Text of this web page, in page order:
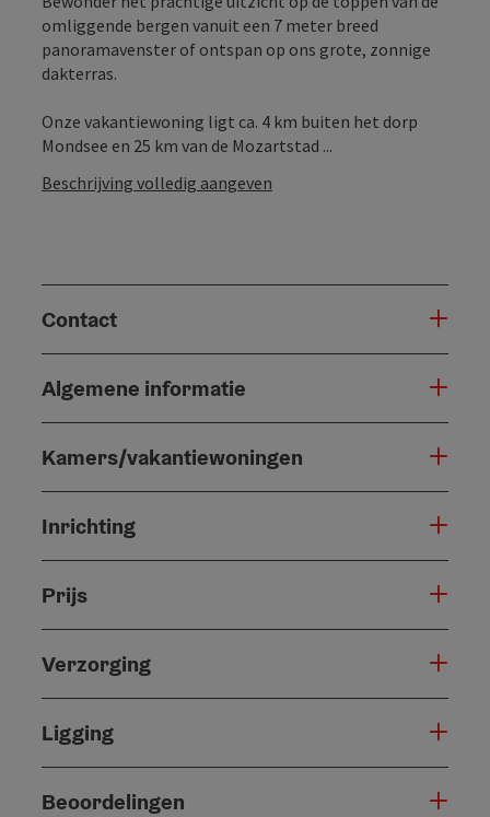
omliggende bergen vanuit een 7 meter breed
panoramavenster of ontspan op ons grote, zonnige
dakterras.
Onze vakantiewoning ligt ca. 4 km buiten het dorp
Mondsee en 25 km van de Mozartstad ...
Beschrijving volledig aangeven
Contact
Algemene informatie
Kamers/vakantiewoningen
Inrichting
Prijs
Verzorging
Ligging
Beoordelingen